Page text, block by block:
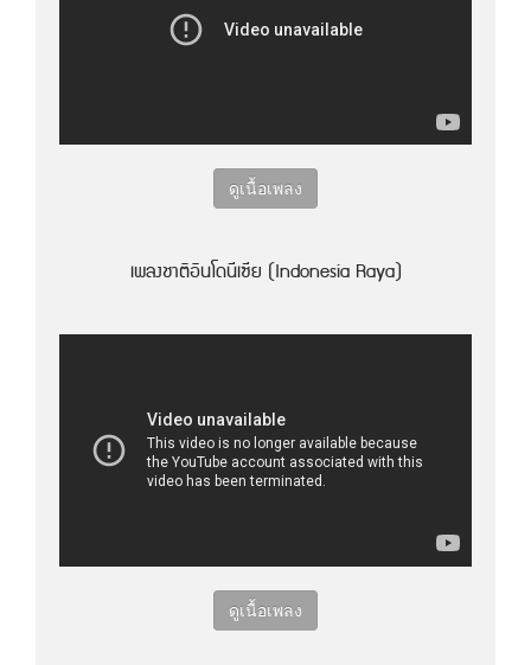
ดูเนื้อเพลง
เพลงชาติอินโดนีเซีย (Indonesia Raya)
ดูเนื้อเพลง